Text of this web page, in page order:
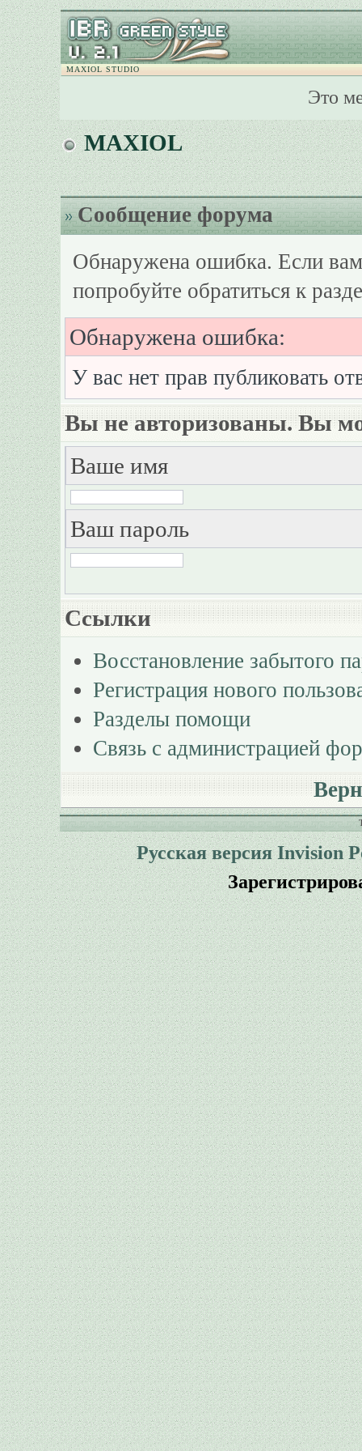
MAXIOL STUDIO
Это
MAXIOL
Сообщение форума
Обнаружена ошибка. Если
попробуйте обратиться к
Обнаружена ошибка:
У вас нет прав публиковать
Вы не авторизованы. Вы
Ваше имя
Ваш пароль
Ссылки
Восстановление забытого
Регистрация нового
Разделы помощи
Связь с администрацией
Русская версия Invision